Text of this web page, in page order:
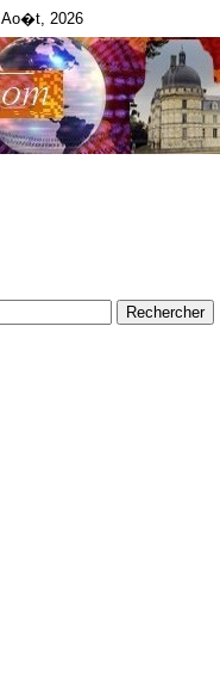
Ao�t, 2026